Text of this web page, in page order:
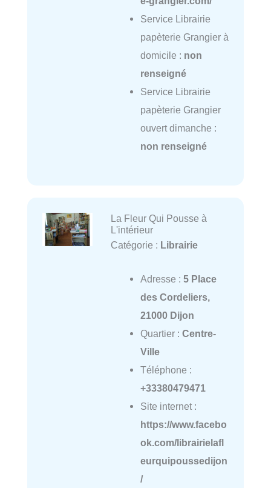
Service Librairie
papèterie Grangier à
domicile : non
renseigné
Service Librairie
papèterie Grangier
ouvert dimanche :
non renseigné
La Fleur Qui Pousse à
L'intérieur
Catégorie : Librairie
Adresse : 5 Place
des Cordeliers,
21000 Dijon
Quartier : Centre-
Ville
Téléphone :
+33380479471
Site internet :
https://www.facebo
ok.com/librairielafl
eurquipoussedijon
/